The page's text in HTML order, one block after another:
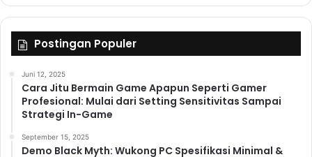
Postingan Populer
Juni 12, 2025
Cara Jitu Bermain Game Apapun Seperti Gamer
Profesional: Mulai dari Setting Sensitivitas Sampai
Strategi In-Game
September 15, 2025
Demo Black Myth: Wukong PC Spesifikasi Minimal &